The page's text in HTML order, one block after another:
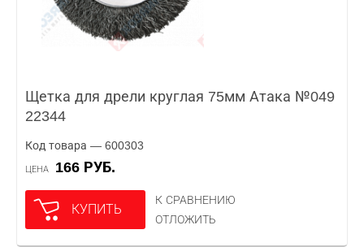
Щетка для дрели круглая 75мм Атака №049
22344
Код товара — 600303
ЦЕНА 166 РУБ.
КУПИТЬ
К СРАВНЕНИЮ
ОТЛОЖИТЬ